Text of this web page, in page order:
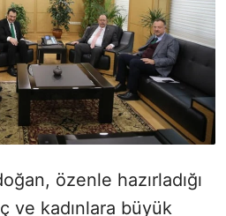
özenle hazırladığı
ve kadınlara büyük